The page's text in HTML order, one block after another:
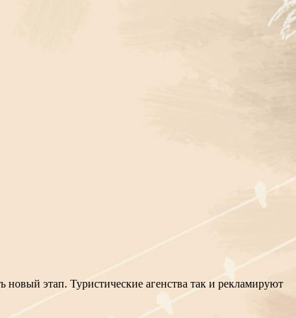
этап. Туристические агенства так и рекламируют